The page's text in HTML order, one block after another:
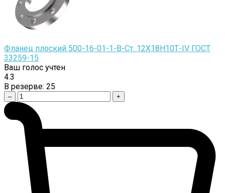
Фланец плоский 500-16-01-1-B-Cт. 12Х18Н10Т-IV ГОСТ
33259-15
Ваш голос учтен
4.3
В резерве: 25
– +